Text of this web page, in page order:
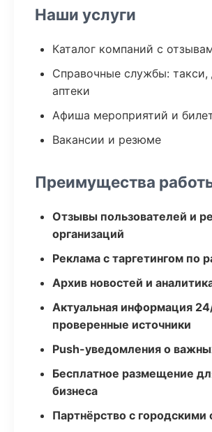
Наши услуги
Каталог компаний с
Справочные службы: такси,
аптеки
Афиша мероприятий и
Вакансии и резюме
Преимущества
Отзывы пользователей и
организаций
Реклама с таргетингом по
Архив новостей и
Актуальная информация
проверенные источники
Push-уведомления о
Бесплатное размещение
бизнеса
Партнёрство с